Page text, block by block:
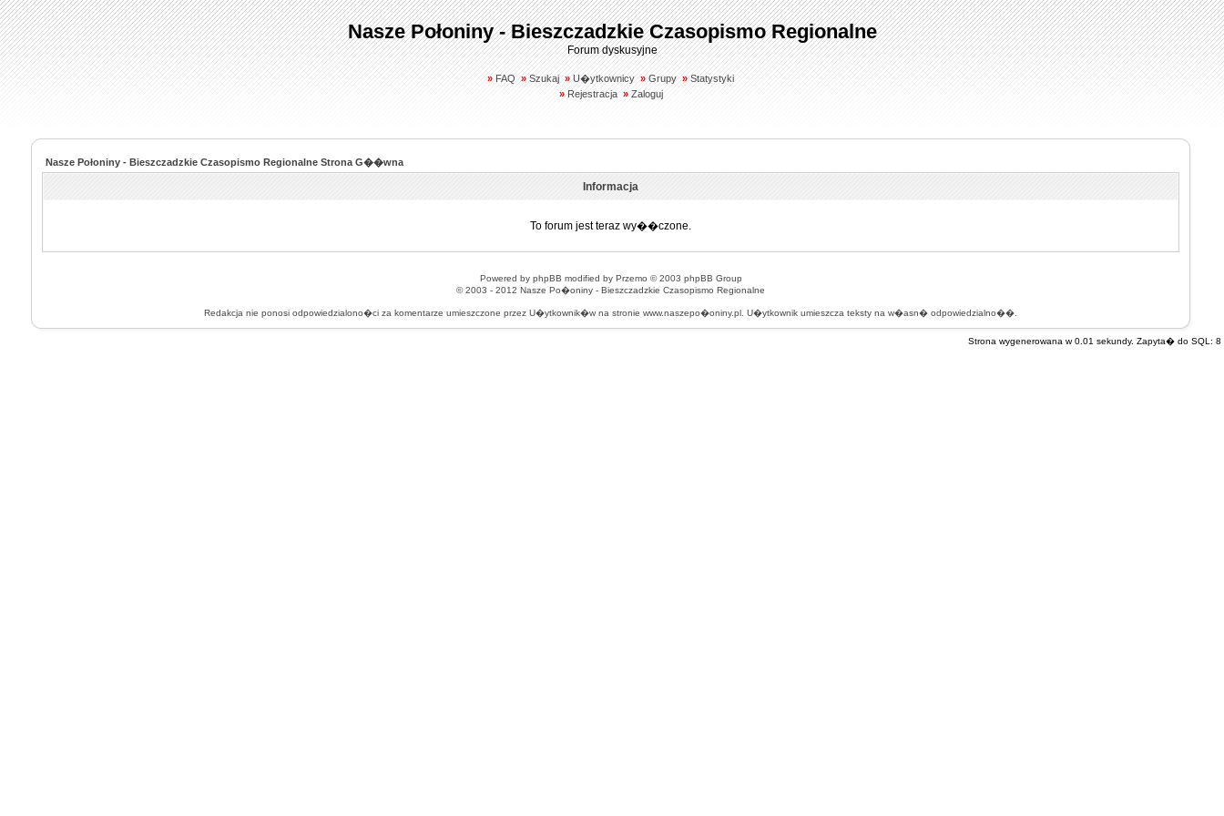
Nasze Połoniny - Bieszczadzkie Czasopismo Regionalne
Forum dyskusyjne
» FAQ » Szukaj » U�ytkownicy » Grupy » Statystyki
» Rejestracja » Zaloguj
Nasze Połoniny - Bieszczadzkie Czasopismo Regionalne Strona G��wna
Informacja
To forum jest teraz wy��czone.
Powered by phpBB modified by Przemo © 2003 phpBB Group
© 2003 - 2012 Nasze Po�oniny - Bieszczadzkie Czasopismo Regionalne
Redakcja nie ponosi odpowiedzialono�ci za komentarze umieszczone przez U�ytkownik�w na stronie www.naszepo�oniny.pl. U�ytkownik umieszcza teksty na w�asn� odpowiedzialno��.
Strona wygenerowana w 0.01 sekundy. Zapyta� do SQL: 8